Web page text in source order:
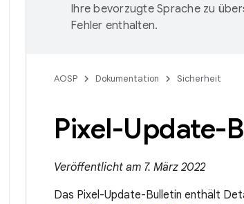
Ihre bevorzugte Sprache zu
Fehler enthalten.
AOSP Dokumentation Sicherheit
Pixel-Update-
Veröffentlicht am 7. März 2022
Das Pixel-Update-Bulletin enthält